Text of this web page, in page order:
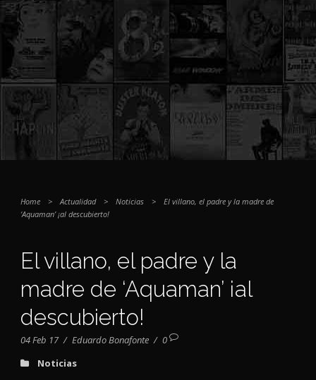
Home > Actualidad > Noticias >
El villano, el padre y la madre de
‘Aquaman’ ¡al descubierto!
El villano, el padre y la
madre de ‘Aquaman’ ¡al
descubierto!
04 Feb 17 / Eduardo Bonafonte / 0
Noticias